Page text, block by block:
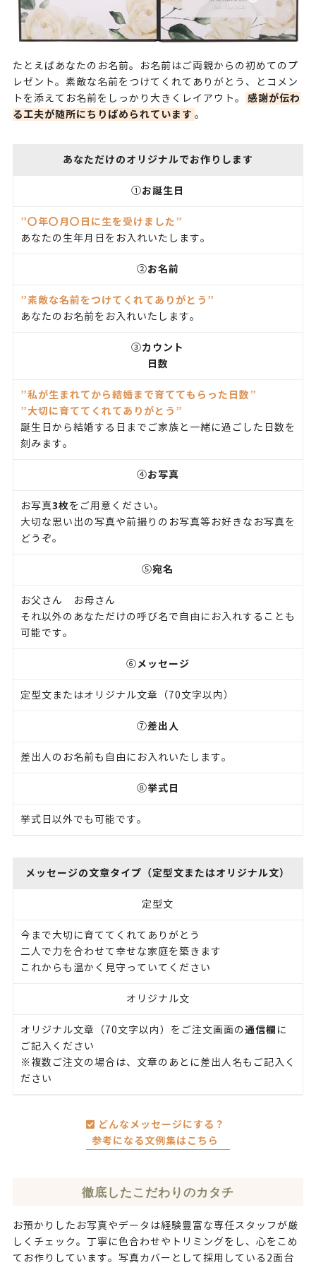
たとえばあなたのお名前。お名前はご両親からの初めてのプ
レゼント。素敵な名前をつけてくれてありがとう、とコメン
トを添えてお名前をしっかり大きくレイアウト。
感謝が伝わ
る工夫が随所にちりばめられています 。
あなただけのオリジナルでお作りします
①お誕生日
”〇年〇月〇日に生を受けました”
あなたの生年月日をお入れいたします。
②お名前
”素敵な名前をつけてくれてありがとう”
あなたのお名前をお入れいたします。
③カウント
日数
”私が生まれてから結婚まで育ててもらった日数”
”大切に育ててくれてありがとう”
誕生日から結婚する日までご家族と一緒に過ごした日数を
刻みます。
④お写真
お写真3枚をご用意ください。
大切な思い出の写真や前撮りのお写真等お好きなお写真を
どうぞ。
⑤宛名
お父さん お母さん
それ以外のあなただけの呼び名で自由にお入れすることも
可能です。
⑥メッセージ
定型文またはオリジナル文章（70文字以内）
⑦差出人
差出人のお名前も自由にお入れいたします。
⑧挙式日
挙式日以外でも可能です。
メッセージの文章タイプ（定型文またはオリジナル文）
定型文
今まで大切に育ててくれてありがとう
二人で力を合わせて幸せな家庭を築きます
これからも温かく見守っていてください
オリジナル文
オリジナル文章（70文字以内）をご注文画面の通信欄 に
ご記入ください
※複数ご注文の場合は、文章のあとに差出人名もご記入く
ださい
どんなメッセージにする？
参考になる文例集はこちら
徹底したこだわりのカタチ
お預かりしたお写真やデータは経験豊富な専任スタッフが厳
しくチェック。丁寧に色合わせやトリミングをし、心をこめ
てお作りしています。写真カバーとして採用している2面台